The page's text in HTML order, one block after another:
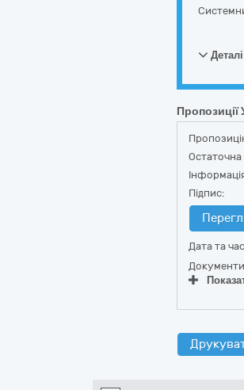
Пропозиції
Остаточна
Підпис:
Дата та